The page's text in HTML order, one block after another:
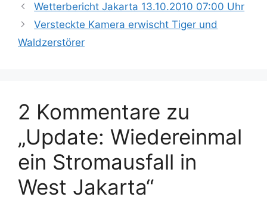
Wetterbericht Jakarta 13.10.2010 07:00 Uhr
Versteckte Kamera erwischt Tiger und
Waldzerstörer
2 Kommentare zu
„Update: Wiedereinmal
ein Stromausfall in
West Jakarta“